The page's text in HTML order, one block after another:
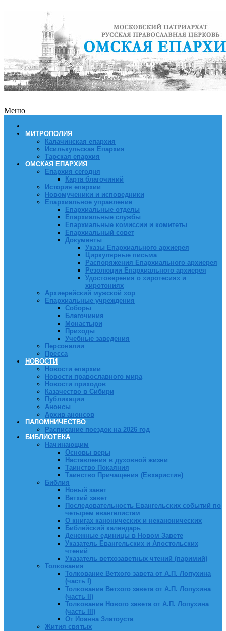
Меню
МИТРОПОЛИЯ
Калачинская епархия
Исилькульская Епархия
Тарская епархия
ОМСКАЯ ЕПАРХИЯ
Епархия сегодня
Карта благочиний
История епархии
Новомученики и исповедники
Епархиальное управление
Епархиальные отделы
Епархиальные службы
Епархиальные комиссии и комитеты
Епархиальный совет
Документы
Указы Епархиального архиерея
Циркулярные письма
Распоряжения Епархиального архиерея
Резолюции Епархиального архиерея
Удостоверения о хиротесиях и
хиротониях
Архиерейский мужской хор
Епархиальные учреждения
Соборы
Благочиния
Монастыри
Приходы
Учебные заведения
Персоналии
Пресса
НОВОСТИ
Новости епархии
Новости православного мира
Новости приходов
Казачество в Сибири
Публикации
Анонсы
Архив анонсов
ПАЛОМНИЧЕСТВО
Расписание поездок на 2026 год
БИБЛИОТЕКА
Начинающим
Основы веры
Наставления в духовной жизни
Таинство Покаяния
Таинство Причащения (Евхаристия)
Библия
Новый завет
Ветхий завет
Последовательность Евангельских событий по
четырем евангелистам
О книгах канонических и неканонических
Библейский календарь
Денежные единицы в Новом Завете
Указатель Евангельских и Апостольских
чтений
Указатель ветхозаветных чтений (паримий)
Толкования
Толкование Ветхого завета от А.П. Лопухина
(часть I)
Толкование Ветхого завета от А.П. Лопухина
(часть II)
Толкование Нового завета от А.П. Лопухина
(часть III)
От Иоанна Златоуста
Жития святых